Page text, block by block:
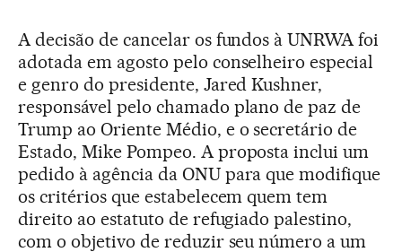
A decisão de cancelar os fundos à UNRWA foi
adotada em agosto pelo conselheiro especial
e genro do presidente, Jared Kushner,
responsável pelo chamado plano de paz de
Trump ao Oriente Médio, e o secretário de
Estado, Mike Pompeo. A proposta inclui um
pedido à agência da ONU para que modifique
os critérios que estabelecem quem tem
direito ao estatuto de refugiado palestino,
com o objetivo de reduzir seu número a um